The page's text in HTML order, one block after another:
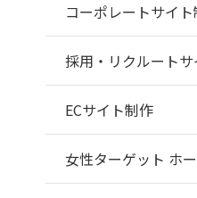
コーポレートサイ
採用・リクルート
ECサイト制作
女性ターゲット ホ